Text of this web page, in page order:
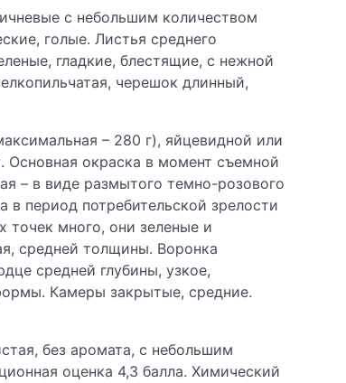
с небольшим количеством
голые. Листья среднего
гладкие, блестящие, с нежной
черешок длинный,
– 280 г), яйцевидной или
Основная окраска в момент съемной
– в виде размытого темно-розового
период потребительской зрелости
точек много, они зеленые и
средней толщины. Воронка
средней глубины, узкое,
Камеры закрытые, средние.
без аромата, с небольшим
оценка 4,3 балла. Химический